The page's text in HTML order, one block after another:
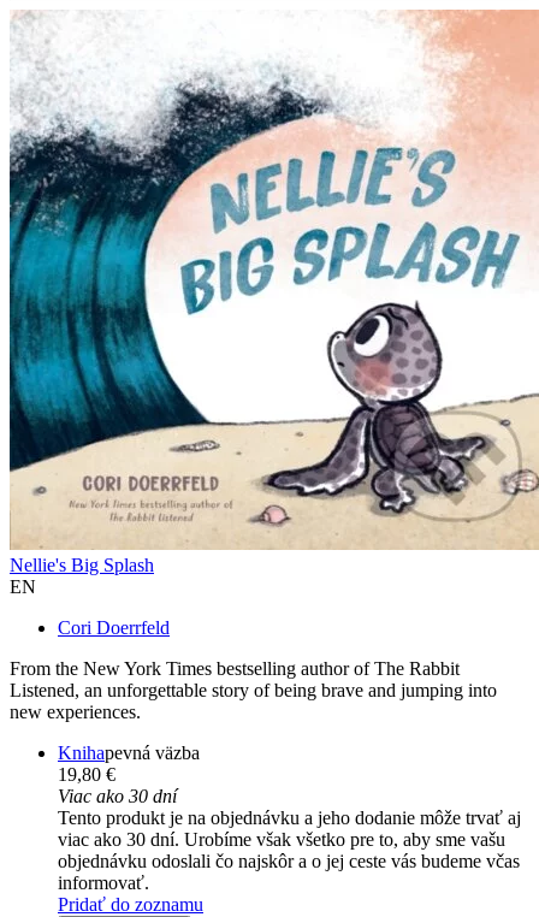
Nellie's Big Splash
EN
Cori Doerrfeld
From the New York Times bestselling author of The Rabbit
Listened, an unforgettable story of being brave and jumping into
new experiences.
Knihapevná väzba
19,80 €
Viac ako 30 dní
Tento produkt je na objednávku a jeho dodanie môže trvať aj
viac ako 30 dní. Urobíme však všetko pre to, aby sme vašu
objednávku odoslali čo najskôr a o jej ceste vás budeme včas
informovať.
Pridať do zoznamu